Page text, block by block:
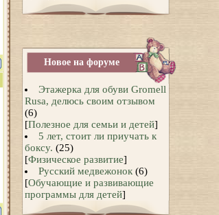
Новое на форуме
Этажерка для обуви Gromell
Rusa, делюсь своим отзывом
(6)
[Полезное для семьи и детей]
5 лет, стоит ли приучать к
боксу. (25)
[Физическое развитие]
Русский медвежонок (6)
[Обучающие и развивающие
программы для детей]